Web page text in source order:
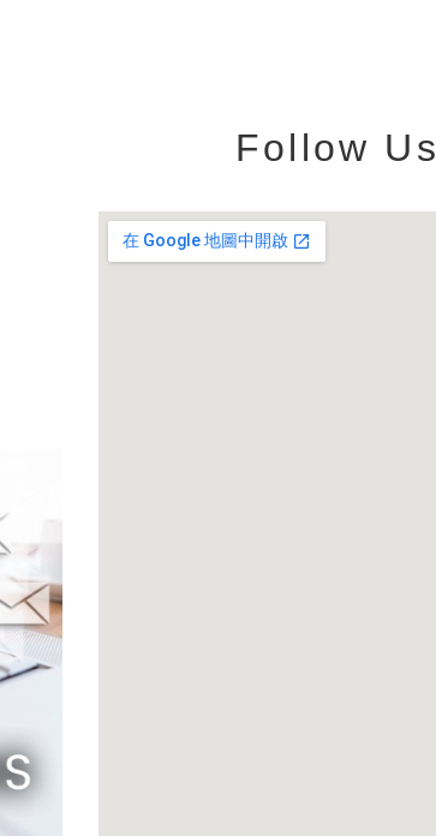
Follow Us